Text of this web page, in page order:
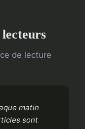
lecteurs
de lecture
matin
sont